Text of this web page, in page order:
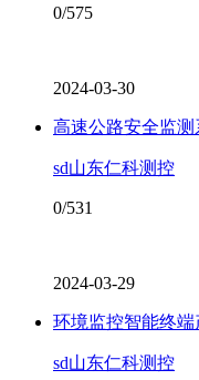
0/575
2024-03-30
高速公路安全监
sd山东仁科测控
0/531
2024-03-29
环境监控智能终
sd山东仁科测控